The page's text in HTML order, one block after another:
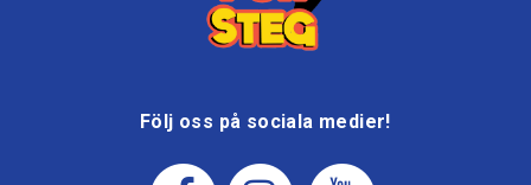
Följ oss på sociala medier!